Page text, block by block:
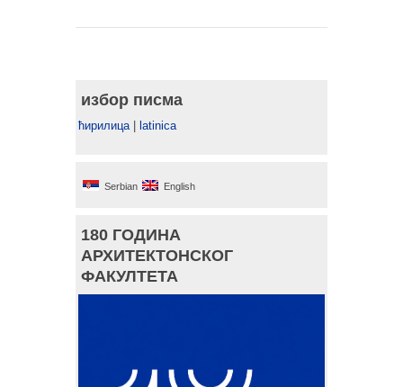
избор писма
ћирилица| latinica
Serbian English
180 ГОДИНА
АРХИТЕКТОНСКОГ
ФАКУЛТЕТА